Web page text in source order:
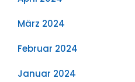
März 2024
Februar 2024
Januar 2024